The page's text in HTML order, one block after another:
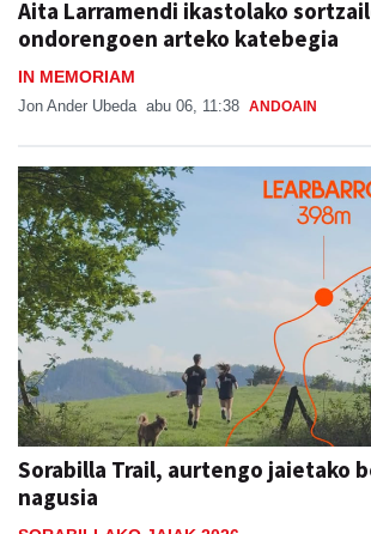
Aita Larramendi ikastolako
ondorengoen arteko katebegia
IN MEMORIAM
Jon Ander Ubeda abu 06, 11:38 ANDOAIN
Sorabilla Trail, aurtengo jaietako
nagusia